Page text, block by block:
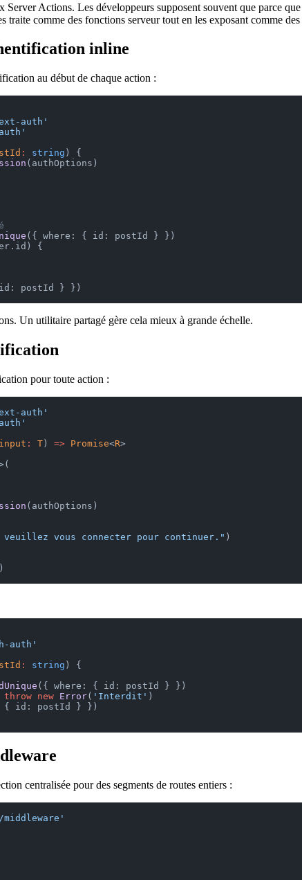
Server Actions. Les développeurs supposent souvent que parce
comme des fonctions serveur tout en les exposant comme des
inline
au début de chaque action :
auth'
: string ) {
(authOptions)
({ where: { id: postId } })
{
postId } })
Un utilitaire partagé gère cela mieux à grande échelle.
pour toute action :
auth'
input : T ) => Promise<R>
(authOptions)
vous connecter pour continuer." )
auth'
: string ) {
({ where: { id: postId } })
throw new Error( 'Interdit' )
{ id: postId } })
centralisée pour des segments de routes entiers :